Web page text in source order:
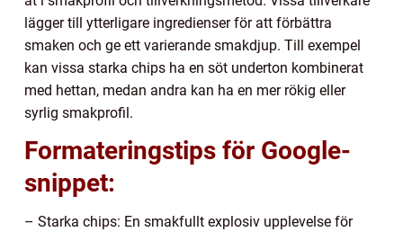
lägger till ytterligare ingredienser för att förbättra
smaken och ge ett varierande smakdjup. Till exempel
kan vissa starka chips ha en söt underton kombinerat
med hettan, medan andra kan ha en mer rökig eller
syrlig smakprofil.
Formateringstips för Google-
snippet:
– Starka chips: En smakfullt explosiv upplevelse för